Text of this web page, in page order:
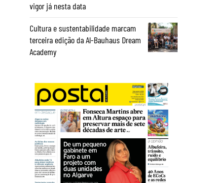
vigor já nesta data
Cultura e sustentabilidade marcam
terceira edição da Al-Bauhaus Dream
Academy